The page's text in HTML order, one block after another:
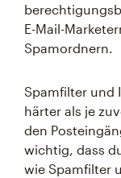
E-Mail-
Spamordnern.
Spamfilter und
härter als je
den
wichtig, dass
wie Spamfilter